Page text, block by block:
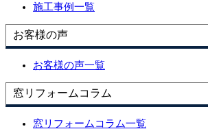
施工事例一覧
お客様の声
お客様の声一覧
窓リフォームコラム
窓リフォームコラム一覧